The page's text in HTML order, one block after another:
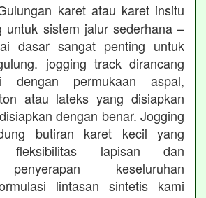
karet atau karet insitu
untuk sistem jalur sederhana –
dasar sangat penting untuk
jogging track dirancang
dengan permukaan aspal,
atau lateks yang disiapkan
dengan benar. Jogging
butiran karet kecil yang
fleksibilitas lapisan dan
keseluruhan
lintasan sintetis kami